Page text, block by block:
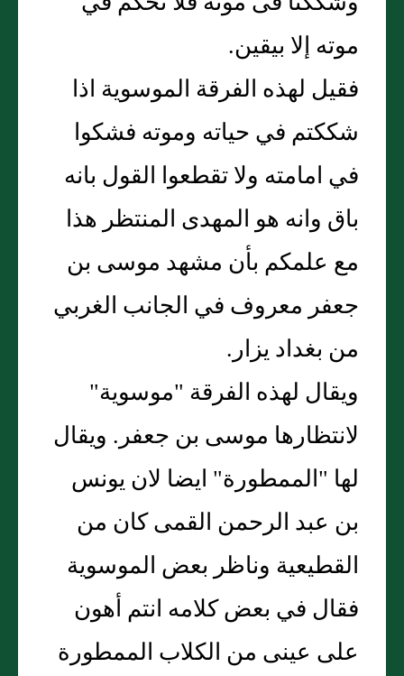
موته إلا بيقين.
فقيل لهذه الفرقة الموسوية اذا
شككتم في حياته وموته فشكوا
في امامته ولا تقطعوا القول بانه
باق وانه هو المهدى المنتظر هذا
مع علمكم بأن مشهد موسى بن
جعفر معروف في الجانب الغربي
من بغداد يزار.
ويقال لهذه الفرقة "موسوية"
لانتظارها موسى بن جعفر. ويقال
لها "الممطورة" ايضا لان يونس
بن عبد الرحمن القمى كان من
القطيعية وناظر بعض الموسوية
فقال في بعض كلامه انتم أهون
على عينى من الكلاب الممطورة